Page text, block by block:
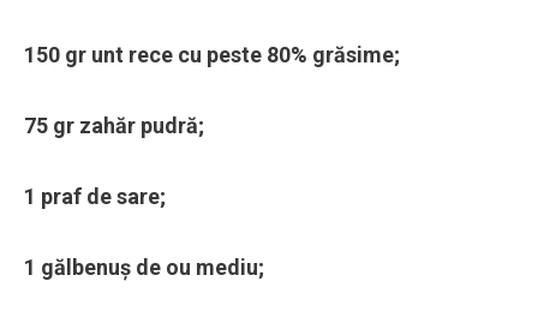
150 gr unt rece cu peste 80% grăsime;
75 gr zahăr pudră;
1 praf de sare;
1 gălbenuș de ou mediu;